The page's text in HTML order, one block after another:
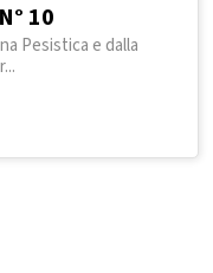
10
Pesistica e dalla